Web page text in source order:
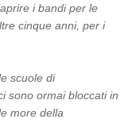
i bandi per le
cinque anni, per i
scuole di
sono ormai bloccati in
more della